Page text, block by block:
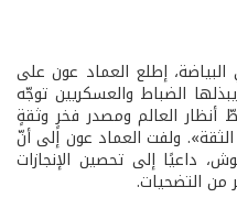
إطلع العماد عون على
الضباط والعسكريين توجّه
العالم ومصدر فخرٍ وثقةٍ
ولفت العماد عون إلى أنّ
داعيًا إلى تحصين الإنجازات
من التضحيات.